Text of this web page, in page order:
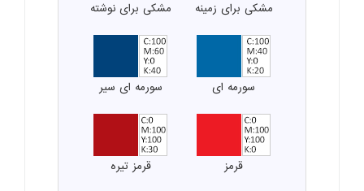
مشکی برای زمینه مشکی برای نوشته
سورمه ای سورمه ای سیر
قرمز قرمز تیره